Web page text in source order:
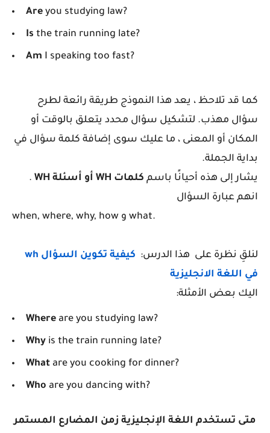
Are you studying law?
Is the train running late?
Am I speaking too fast?
كما قد تلاحظ ، يعد هذا النموذج طريقة رائعة لطرح
سؤال مهذب. لتشكيل سؤال محدد يتعلق بالوقت أو
المكان أو المعنى ، ما عليك سوى إضافة كلمة سؤال في
بداية الجملة.
يشار إلى هذه أحيانًا باسم كلمات WH أو أسئلة WH
.
انهم عبارة السؤال
when, where, why, how و what.
لنلقِ نظرة على هذا الدرس:
كيفية تكوين السؤال wh
في اللغة الانجليزية
اليك بعض الأمثلة:
Where are you studying law?
Why is the train running late?
What are you cooking for dinner?
Who are you dancing with?
متى تستخدم اللغة الإنجليزية زمن المضارع المستمر